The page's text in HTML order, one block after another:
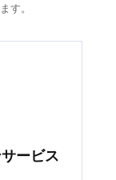
す。
ービス